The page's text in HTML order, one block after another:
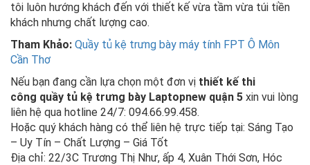
tôi luôn hướng khách đến với thiết kế vừa tầm vừa túi tiền
khách nhưng chất lượng cao.
Tham Khảo: Quầy tủ kệ trưng bày máy tính FPT Ô Môn
Cần Thơ
Nếu bạn đang cần lựa chọn một đơn vị thiết kế thi
công quầy tủ kệ trưng bày Laptopnew quận 5 xin vui lòng
liên hệ qua hotline 24/7: 094.66.99.458.
Hoặc quý khách hàng có thể liên hệ trực tiếp tại: Sáng Tạo
– Uy Tín – Chất Lượng – Giá Tốt
Địa chỉ: 22/3C Trương Thị Như, ấp 4, Xuân Thới Sơn, Hóc